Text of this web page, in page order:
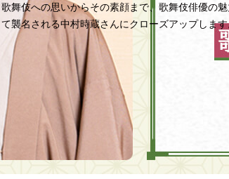
歌舞伎への思いからその素顔まで、歌舞伎俳優の
て襲名される中村時蔵さんにクローズアップしま